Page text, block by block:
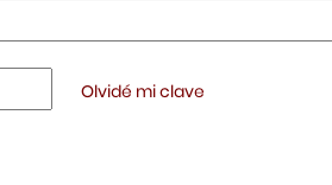
Olvidé mi clave